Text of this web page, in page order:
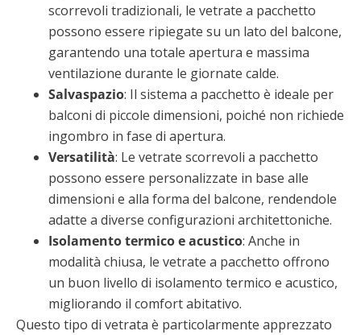
scorrevoli tradizionali, le vetrate a pacchetto
possono essere ripiegate su un lato del balcone,
garantendo una totale apertura e massima
ventilazione durante le giornate calde.
Salvaspazio: Il sistema a pacchetto è ideale per
balconi di piccole dimensioni, poiché non richiede
ingombro in fase di apertura.
Versatilità: Le vetrate scorrevoli a pacchetto
possono essere personalizzate in base alle
dimensioni e alla forma del balcone, rendendole
adatte a diverse configurazioni architettoniche.
Isolamento termico e acustico: Anche in
modalità chiusa, le vetrate a pacchetto offrono
un buon livello di isolamento termico e acustico,
migliorando il comfort abitativo.
Questo tipo di vetrata è particolarmente apprezzato